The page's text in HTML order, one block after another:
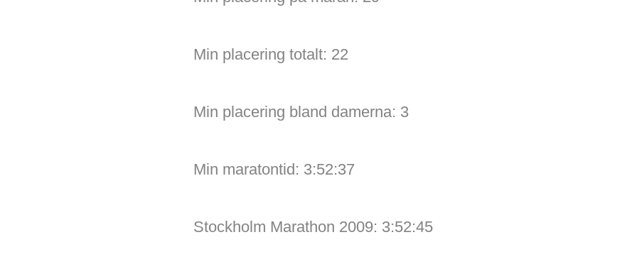
Min placering totalt: 22
Min placering bland damerna: 3
Min maratontid: 3:52:37
Stockholm Marathon 2009: 3:52:45